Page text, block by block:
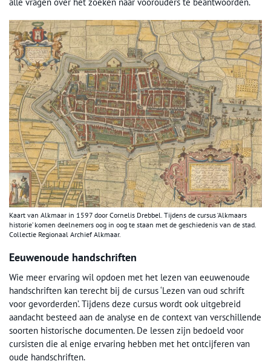
Kaart van Alkmaar in 1597 door Cornelis Drebbel. Tijdens de cursus ‘Alkmaars
historie’ komen deelnemers oog in oog te staan met de geschiedenis van de stad.
Collectie Regionaal Archief Alkmaar.
Eeuwenoude handschriften
Wie meer ervaring wil opdoen met het lezen van eeuwenoude
handschriften kan terecht bij de cursus ‘Lezen van oud schrift
voor gevorderden’. Tijdens deze cursus wordt ook uitgebreid
aandacht besteed aan de analyse en de context van verschillende
soorten historische documenten. De lessen zijn bedoeld voor
cursisten die al enige ervaring hebben met het ontcijferen van
oude handschriften.